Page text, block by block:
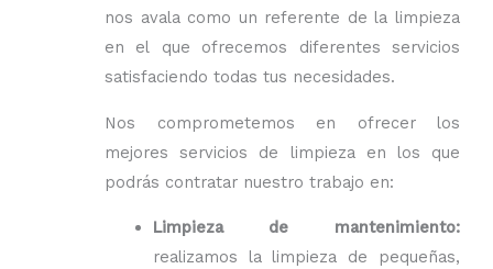
nos avala como un referente de la limpieza
en el que ofrecemos diferentes servicios
satisfaciendo todas tus necesidades.
Nos comprometemos en ofrecer los
mejores servicios de limpieza en los que
podrás contratar nuestro trabajo en:
Limpieza de mantenimiento:
realizamos la limpieza de pequeñas,